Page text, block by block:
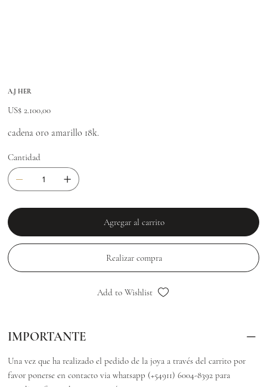
A.J HER
US$ 2.100,00
cadena oro amarillo 18k.
Cantidad
Agregar al carrito
Realizar compra
Add to Wishlist
IMPORTANTE
Una vez que ha realizado el pedido de la joya a través del carrito por
favor ponerse en contacto via whatsapp (+54911) 6004-8392 para